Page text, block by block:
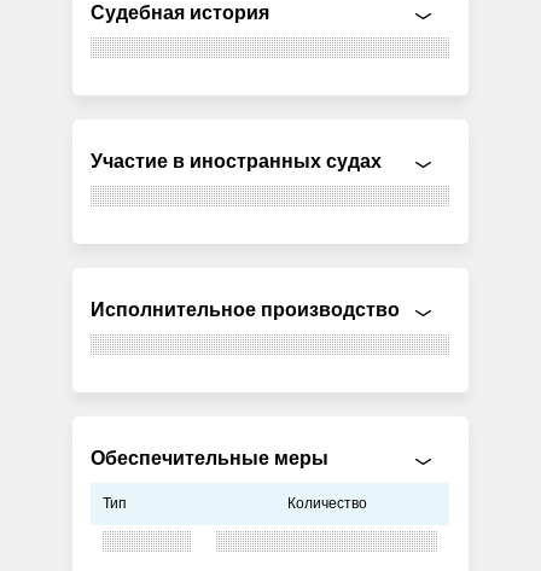
Судебная история
Участие в иностранных судах
Исполнительное производство
Обеспечительные меры
Тип Количество